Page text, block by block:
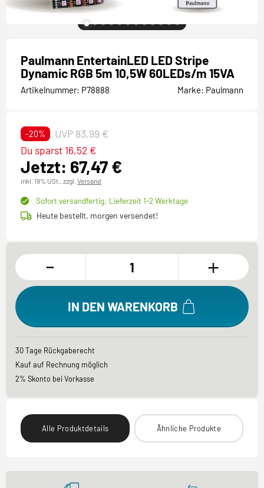
Paulmann EntertainLED LED Stripe
Dynamic RGB 5m 10,5W 60LEDs/m 15VA
Artikelnummer: P78888 Marke: Paulmann
-20% UVP 83,99 €
Jetzt: 67,47 €
Du sparst 16,52 €
inkl. 19% USt., zzgl. Versand
Sofort versandfertig, Lieferzeit 1-2 Werktage
Heute bestellt, morgen versendet!
- +
IN DEN WARENKORB
30 Tage Rückgaberecht
Kauf auf Rechnung möglich
2% Skonto bei Vorkasse
Alle Produktdetails Ähnliche Produkte